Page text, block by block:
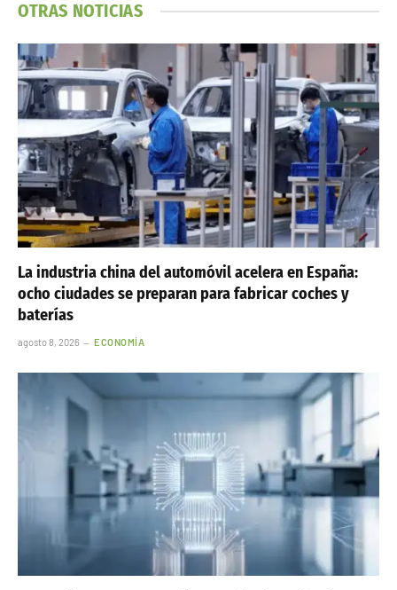
OTRAS NOTICIAS
La industria china del automóvil acelera en España:
ocho ciudades se preparan para fabricar coches y
baterías
agosto 8, 2026 ECONOMÍA